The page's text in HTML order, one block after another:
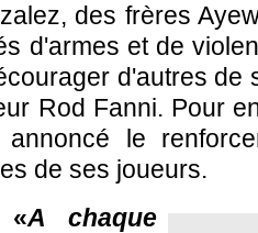
des frères
d'armes et de
d'autres de
Rod Fanni. Pour
le
de ses joueurs.
«A chaque